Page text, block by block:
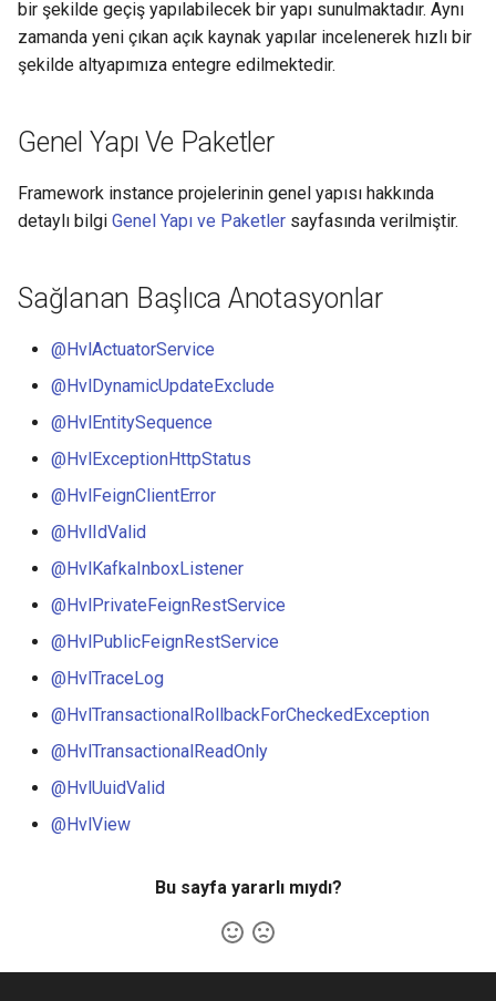
bir şekilde geçiş yapılabilecek bir yapı sunulmaktadır. Aynı
zamanda yeni çıkan açık kaynak yapılar incelenerek hızlı bir
şekilde altyapımıza entegre edilmektedir.
Genel Yapı Ve Paketler
Framework instance projelerinin genel yapısı hakkında
detaylı bilgi Genel Yapı ve Paketler sayfasında verilmiştir.
Sağlanan Başlıca Anotasyonlar
@HvlActuatorService
@HvlDynamicUpdateExclude
@HvlEntitySequence
@HvlExceptionHttpStatus
@HvlFeignClientError
@HvlIdValid
@HvlKafkaInboxListener
@HvlPrivateFeignRestService
@HvlPublicFeignRestService
@HvlTraceLog
@HvlTransactionalRollbackForCheckedException
@HvlTransactionalReadOnly
@HvlUuidValid
@HvlView
Bu sayfa yararlı mıydı?